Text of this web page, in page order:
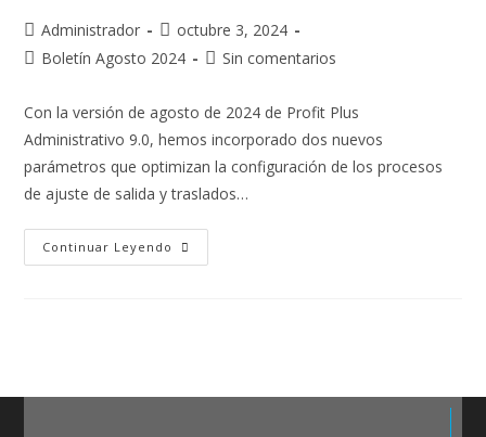
Administrador
octubre 3, 2024
Boletín Agosto 2024
Sin comentarios
Con la versión de agosto de 2024 de Profit Plus
Administrativo 9.0, hemos incorporado dos nuevos
parámetros que optimizan la configuración de los procesos
de ajuste de salida y traslados…
Continuar Leyendo